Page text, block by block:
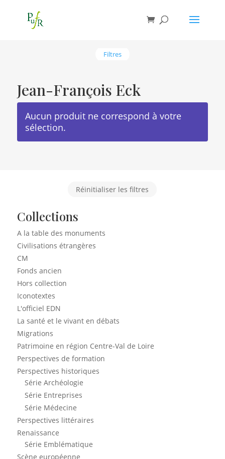
Filtres
Jean-François Eck
Aucun produit ne correspond à votre
sélection.
Réinitialiser les filtres
Collections
A la table des monuments
Civilisations étrangères
CM
Fonds ancien
Hors collection
Iconotextes
L'officiel EDN
La santé et le vivant en débats
Migrations
Patrimoine en région Centre-Val de Loire
Perspectives de formation
Perspectives historiques
Série Archéologie
Série Entreprises
Série Médecine
Perspectives littéraires
Renaissance
Série Emblématique
Scène européenne